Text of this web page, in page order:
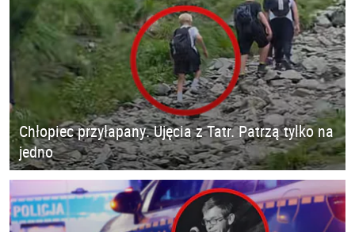
Chłopiec przyłapany. Ujęcia z Tatr. Patrzą tylko na
jedno